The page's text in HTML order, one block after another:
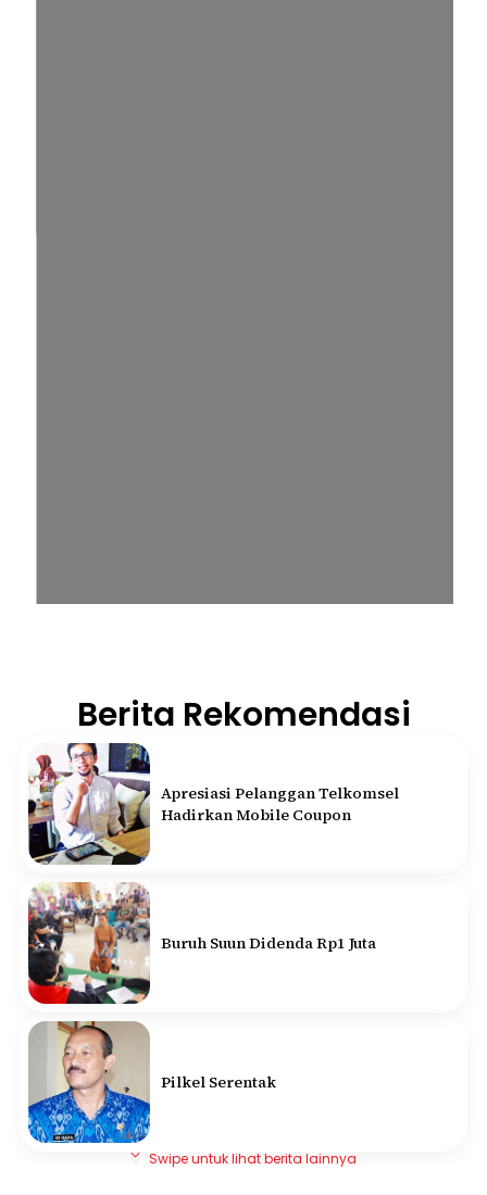
Berita Rekomendasi
Apresiasi Pelanggan Telkomsel
Hadirkan Mobile Coupon
Buruh Suun Didenda Rp1 Juta
Pilkel Serentak
Swipe untuk lihat berita lainnya